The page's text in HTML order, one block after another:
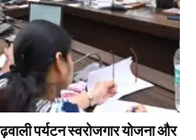
पर्यटन स्वरोजगार योजना और